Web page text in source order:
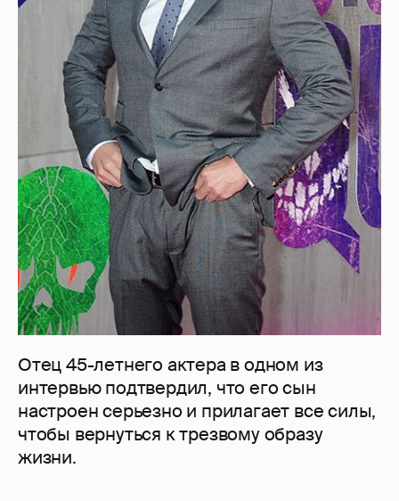
Отец 45-летнего актера в одном из
интервью подтвердил, что его сын
настроен серьезно и прилагает все силы,
чтобы вернуться к трезвому образу
жизни.